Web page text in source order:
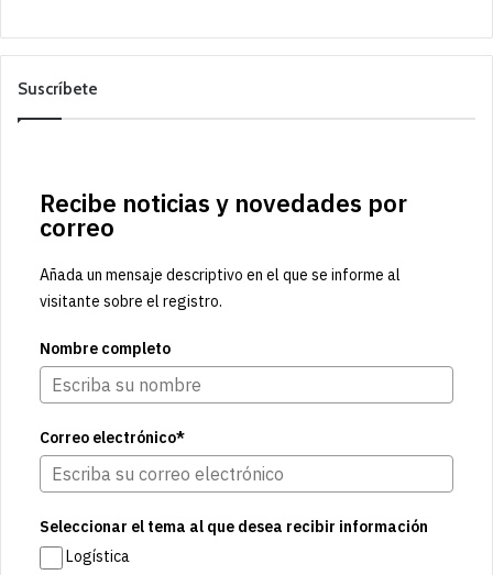
Suscríbete
Recibe noticias y novedades por
correo
Añada un mensaje descriptivo en el que se informe al
visitante sobre el registro.
Nombre completo
Correo electrónico*
Seleccionar el tema al que desea recibir información
Logística